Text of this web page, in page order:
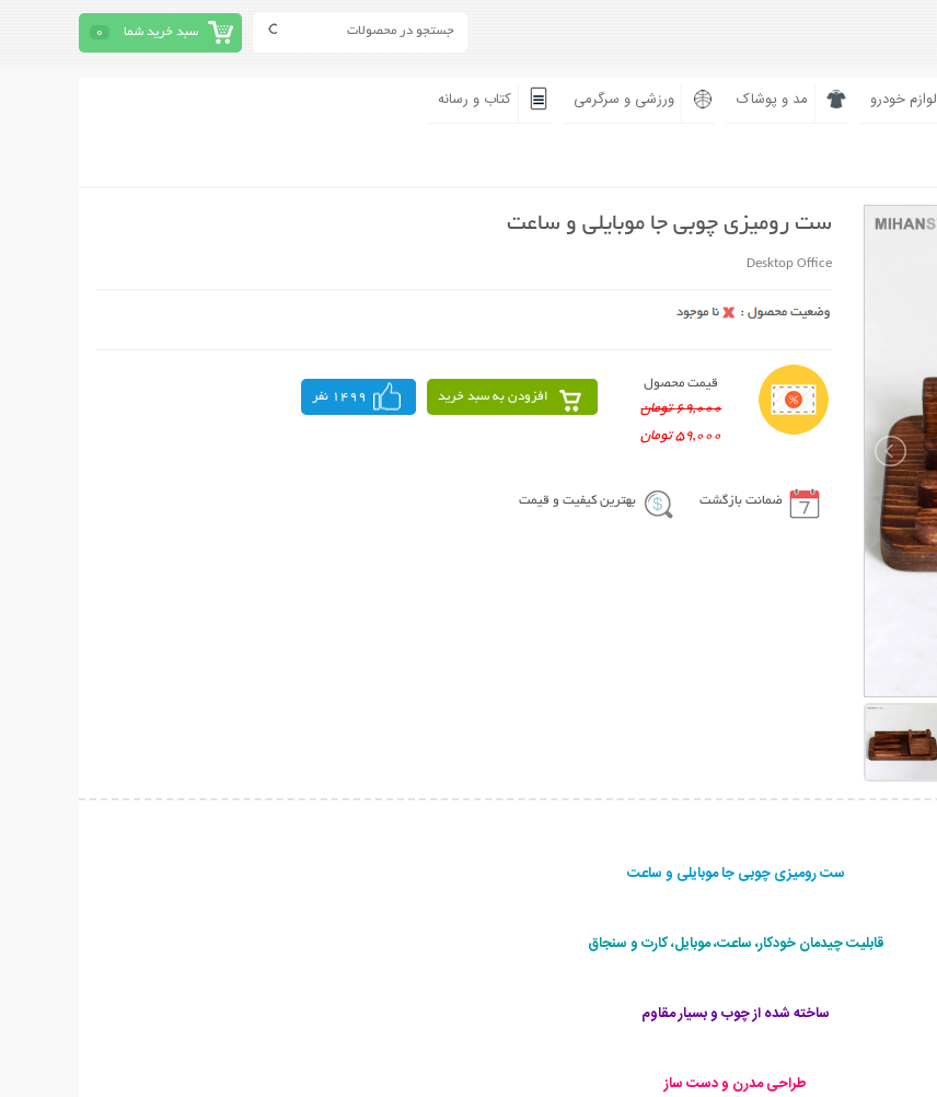
سبد خرید شما 0
لوازم خودرو مد و پوشاک ورزشی و سرگرمی کتاب و رسانه
ست رومیزی چوبی جا موبایلی و ساعت
Desktop Office
قیمت محصول
69,000 تومان
59,000 تومان
افزودن به سبد خرید 1499 نفر
ضمانت بازگشت بهترین کیفیت و قیمت
ست رومیزی چوبی جا موبایلی و ساعت
قابلیت چیدمان خودکار، ساعت، موبایل، کارت و سنجاق
ساخته شده از چوب و بسیار مقاوم
طراحی مدرن و دست ساز